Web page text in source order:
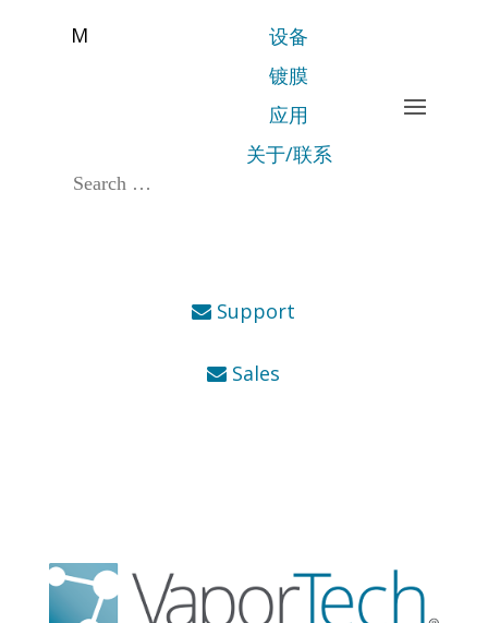
Support
Sales
M
设备
镀膜
应用
关于/联系